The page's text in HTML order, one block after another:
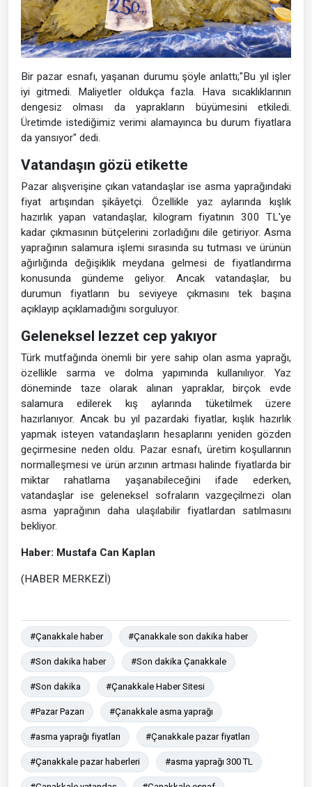
Bir pazar esnafı, yaşanan durumu şöyle anlattı;"Bu yıl işler
iyi gitmedi. Maliyetler oldukça fazla. Hava sıcaklıklarının
dengesiz olması da yaprakların büyümesini etkiledi.
Üretimde istediğimiz verimi alamayınca bu durum fiyatlara
da yansıyor" dedi.
Vatandaşın gözü etikette
Pazar alışverişine çıkan vatandaşlar ise asma yaprağındaki
fiyat artışından şikâyetçi. Özellikle yaz aylarında kışlık
hazırlık yapan vatandaşlar, kilogram fiyatının 300 TL'ye
kadar çıkmasının bütçelerini zorladığını dile getiriyor. Asma
yaprağının salamura işlemi sırasında su tutması ve ürünün
ağırlığında değişiklik meydana gelmesi de fiyatlandırma
konusunda gündeme geliyor. Ancak vatandaşlar, bu
durumun fiyatların bu seviyeye çıkmasını tek başına
açıklayıp açıklamadığını sorguluyor.
Geleneksel lezzet cep yakıyor
Türk mutfağında önemli bir yere sahip olan asma yaprağı,
özellikle sarma ve dolma yapımında kullanılıyor. Yaz
döneminde taze olarak alınan yapraklar, birçok evde
salamura edilerek kış aylarında tüketilmek üzere
hazırlanıyor. Ancak bu yıl pazardaki fiyatlar, kışlık hazırlık
yapmak isteyen vatandaşların hesaplarını yeniden gözden
geçirmesine neden oldu. Pazar esnafı, üretim koşullarının
normalleşmesi ve ürün arzının artması halinde fiyatlarda bir
miktar rahatlama yaşanabileceğini ifade ederken,
vatandaşlar ise geleneksel sofraların vazgeçilmezi olan
asma yaprağının daha ulaşılabilir fiyatlardan satılmasını
bekliyor.
Haber: Mustafa Can Kaplan
(HABER MERKEZİ)
#Çanakkale haber #Çanakkale son dakika haber
#Son dakika haber #Son dakika Çanakkale
#Son dakika #Çanakkale Haber Sitesi
#Pazar Pazarı #Çanakkale asma yaprağı
#asma yaprağı fiyatları #Çanakkale pazar fiyatları
#Çanakkale pazar haberleri #asma yaprağı 300 TL